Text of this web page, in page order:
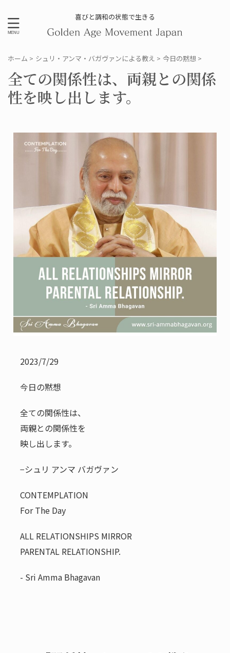
喜びと調和の状態で生きる
ホーム > シュリ・アンマ・バガヴァンによる教え > 今日の黙想 >
全ての関係性は、両親との関係
性を映し出します。
2023/7/29
今日の黙想
全ての関係性は、
両親との関係性を
映し出します。
−シュリ アンマ バガヴァン
CONTEMPLATION
For The Day
ALL RELATIONSHIPS MIRROR
PARENTAL RELATIONSHIP.
- Sri Amma Bhagavan